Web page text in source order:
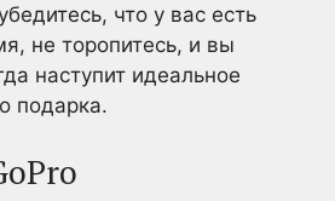
что у вас есть
не торопитесь, и вы
наступит идеальное
подарка.